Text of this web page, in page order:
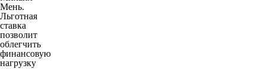
Мень.
Льготная
ставка
позволит
облегчить
финансовую
нагрузку